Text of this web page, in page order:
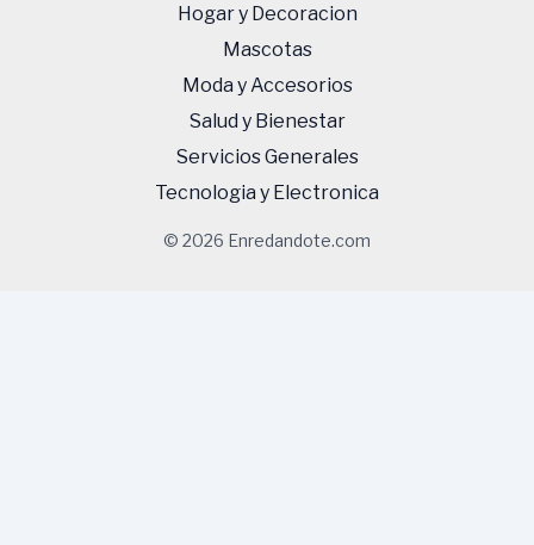
Hogar y Decoracion
Mascotas
Moda y Accesorios
Salud y Bienestar
Servicios Generales
Tecnologi­a y Electronica
© 2026 Enredandote.com